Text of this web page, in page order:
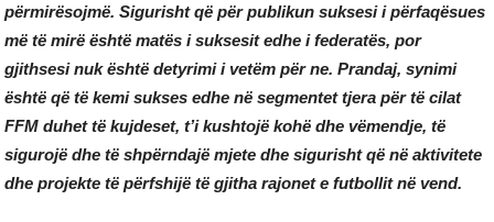
përmirësojmë. Sigurisht që për publikun suksesi i përfaqësues
më të mirë është matës i suksesit edhe i federatës, por
gjithsesi nuk është detyrimi i vetëm për ne. Prandaj, synimi
është që të kemi sukses edhe në segmentet tjera për të cilat
FFM duhet të kujdeset, t’i kushtojë kohë dhe vëmendje, të
sigurojë dhe të shpërndajë mjete dhe sigurisht që në aktivitete
dhe projekte të përfshijë të gjitha rajonet e futbollit në vend.